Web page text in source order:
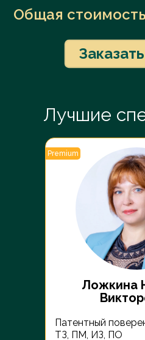
Общая стоимость
Лучшие
Premium
Ложкина
Патентный
ТЗ, ПМ, ИЗ, ПО